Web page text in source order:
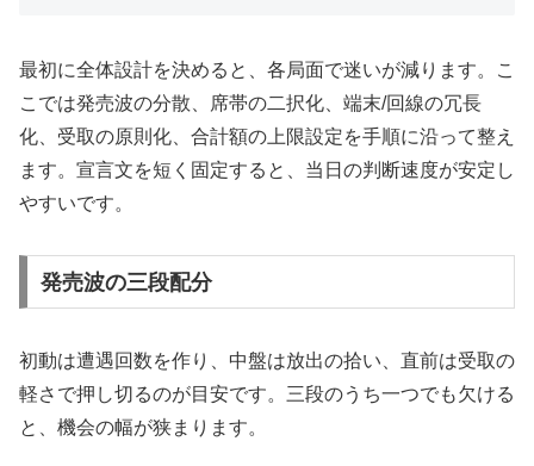
最初に全体設計を決めると、各局面で迷いが減ります。こ
こでは発売波の分散、席帯の二択化、端末/回線の冗長
化、受取の原則化、合計額の上限設定を手順に沿って整え
ます。宣言文を短く固定すると、当日の判断速度が安定し
やすいです。
発売波の三段配分
初動は遭遇回数を作り、中盤は放出の拾い、直前は受取の
軽さで押し切るのが目安です。三段のうち一つでも欠ける
と、機会の幅が狭まります。